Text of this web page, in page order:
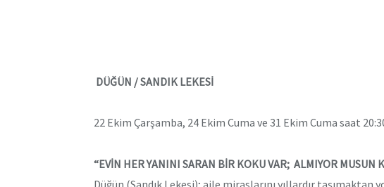
DÜĞÜN / SANDIK LEKESİ
22 Ekim Çarşamba, 24 Ekim Cuma ve 31 Ekim Cuma saat
“EVİN HER YANINI SARAN BİR KOKU VAR; ALMIYOR MUSUN
Düğün (Sandık Lekesi); aile miraslarını yıllardır taşımaktan